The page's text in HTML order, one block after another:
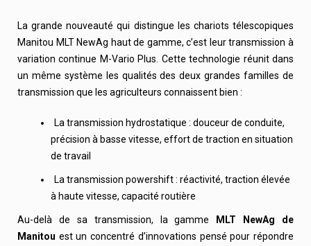
La grande nouveauté qui distingue les chariots télescopiques
Manitou MLT NewAg haut de gamme, c’est leur transmission à
variation continue M-Vario Plus. Cette technologie réunit dans
un même système les qualités des deux grandes familles de
transmission que les agriculteurs connaissent bien :
La transmission hydrostatique : douceur de conduite,
précision à basse vitesse, effort de traction en situation
de travail
La transmission powershift : réactivité, traction élevée
à haute vitesse, capacité routière
Au-delà de sa transmission, la gamme
MLT NewAg de
Manitou est un concentré d’innovations pensé pour répondre